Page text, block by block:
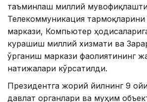
таъминлаш миллий
Телекоммуникация
маркази, Компьютер
курашиш миллий хизмати ва
ўрганиш маркази фаолиятининг
натижалари кўрсатилди.
Президентга жорий йилнинг 9
давлат органлари ва муҳим